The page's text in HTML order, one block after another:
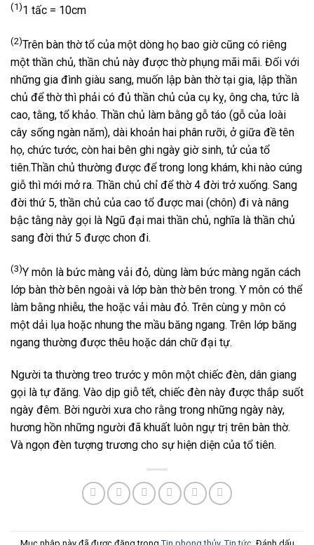
(1)1 tấc = 10cm
(2)Trên bàn thờ tổ của một dòng họ bao giờ cũng có riêng
một thần chủ, thần chủ này được thờ phụng mãi mãi. Đối với
những gia đình giàu sang, muốn lập bàn thờ tại gia, lập thần
chủ để thờ thì phải có đủ thần chủ của cụ kỵ, ông cha, tức là
cao, tằng, tổ khảo. Thần chủ làm bằng gỗ táo (gỗ của loài
cây sống ngàn năm), dài khoản hai phân rưỡi, ở giữa đề tên
họ, chức tước, còn hai bên ghi ngày giờ sinh, tử của tổ
tiên.Thần chủ thường được để trong long khám, khi nào cúng
giỗ thì mới mở ra. Thần chủ chỉ để thờ 4 đời trở xuống. Sang
đời thứ 5, thần chủ của cao tổ được mai (chôn) đi và nâng
bậc tằng này gọi là Ngũ đại mai thần chủ, nghĩa là thần chủ
sang đời thứ 5 được chon đi.
(3)Y môn là bức màng vải đỏ, dùng làm bức màng ngăn cách
lớp bàn thờ bên ngoài và lớp bàn thờ bên trong. Y môn có thể
làm bằng nhiễu, the hoặc vải màu đỏ. Trên cùng y môn có
một dải lụa hoặc nhung the mầu băng ngang. Trên lớp băng
ngang thường được thêu hoặc dán chữ đại tự.
Người ta thường treo trước y môn một chiếc đèn, dân giang
gọi là tự đăng. Vào dịp giỗ tết, chiếc đèn này được thắp suốt
ngày đêm. Bời người xưa cho rằng trong những ngày này,
hương hồn những người đã khuất luôn ngự trị trên bàn thờ.
Và ngọn đèn tượng trương cho sự hiện diện của tổ tiên.